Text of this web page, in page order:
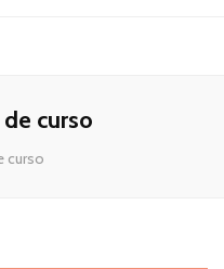
curso
curso